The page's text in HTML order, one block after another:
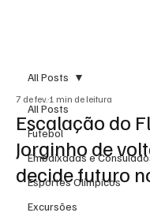
All Posts
Futebol
Embaixadas e
Esportes Olímpicos
Excursões
All Posts
Escalação do
Jorginho de
decide futuro
7 de fev. 1 min de leitura